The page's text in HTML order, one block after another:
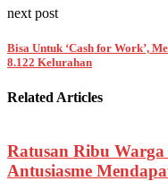
next post
Bisa Untuk ‘Cash for Work’,
8.122 Kelurahan
Related Articles
Ratusan Ribu
Antusiasme